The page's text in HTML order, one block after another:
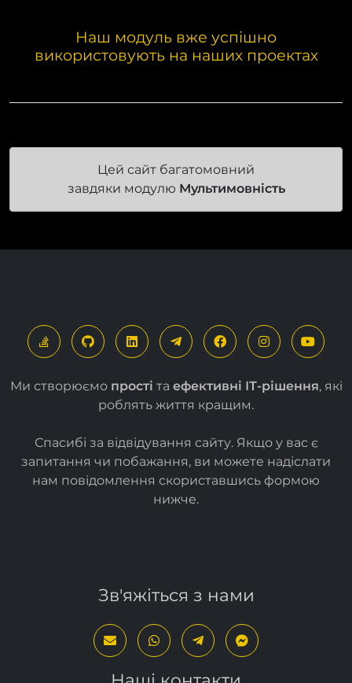
Наш модуль вже успішно
використовують на наших проектах
Цей сайт багатомовний
завдяки модулю Мультимовність
Ми створюємо прості та ефективні ІТ-рішення, які
роблять життя кращим.
Спасибі за відвідування сайту. Якщо у вас є
запитання чи побажання, ви можете надіслати
нам повідомлення скориставшись формою
нижче.
Зв'яжіться з нами